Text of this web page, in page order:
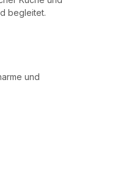
begleitet.
und